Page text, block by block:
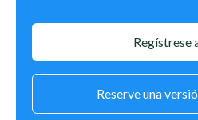
Regístrese
Reserve una